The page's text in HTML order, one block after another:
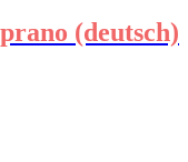
(deutsch)